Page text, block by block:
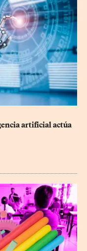
artificial actúa